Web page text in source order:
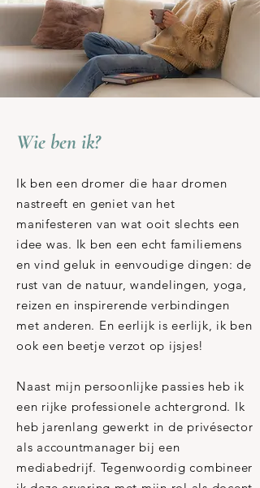
Wie ben ik?
Ik ben een dromer die haar dromen
nastreeft en geniet van het
manifesteren van wat ooit slechts een
idee was. Ik ben een echt familiemens
en vind geluk in eenvoudige dingen: de
rust van de natuur, wandelingen, yoga,
reizen en inspirerende verbindingen
met anderen. En eerlijk is eerlijk, ik ben
ook een beetje verzot op ijsjes!
Naast mijn persoonlijke passies heb ik
een rijke professionele achtergrond. Ik
heb jarenlang gewerkt in de privésector
als accountmanager bij een
mediabedrijf. Tegenwoordig combineer